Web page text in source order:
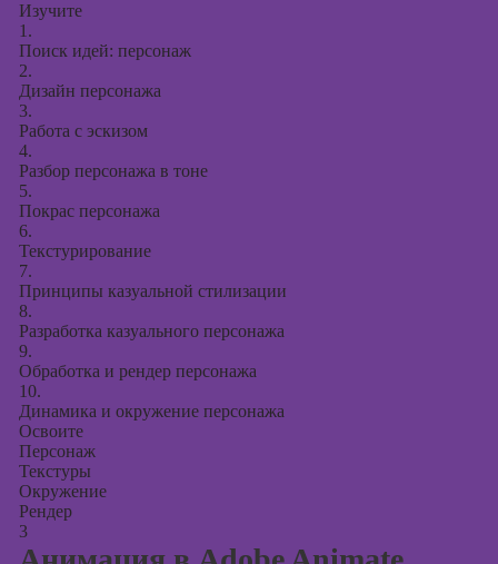
Изучите
1.
Поиск идей: персонаж
2.
Дизайн персонажа
3.
Работа с эскизом
4.
Разбор персонажа в тоне
5.
Покрас персонажа
6.
Текстурирование
7.
Принципы казуальной стилизации
8.
Разработка казуального персонажа
9.
Обработка и рендер персонажа
10.
Динамика и окружение персонажа
Освоите
Персонаж
Текстуры
Окружение
Рендер
3